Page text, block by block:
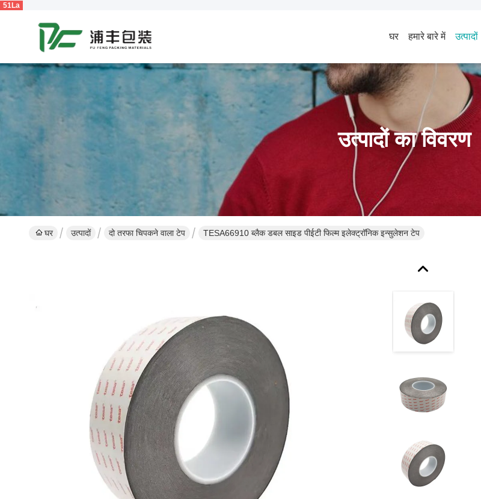
51La
घर हमारे बारे में उत्पादों
उत्पादों का विवरण
घर उत्पादों दो तरफा चिपकने वाला टेप TESA66910 ब्लैक डबल साइड पीईटी फिल्म इलेक्ट्रॉनिक इन्सुलेशन टेप